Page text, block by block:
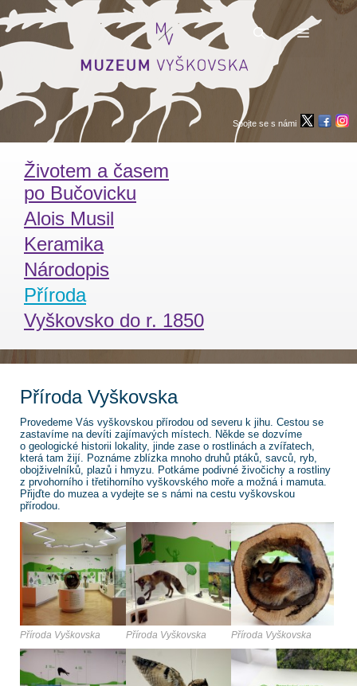
na
obsah
Menu
Spojte se s námi
Příroda Vyškovska
Provedeme Vás vyškovskou přírodou od severu k jihu. Cestou se
zastavíme na devíti zajímavých místech. Někde se dozvíme
o geologické historii lokality, jinde zase o rostlinách a zvířatech,
která tam žijí. Poznáme zblízka mnoho druhů ptáků, savců, ryb,
obojživelníků, plazů i hmyzu. Potkáme podivné živočichy a rostliny
z prvohorního i třetihorního vyškovského moře a možná i mamuta.
Přijďte do muzea a vydejte se s námi na cestu vyškovskou
přírodou.
Příroda Vyškovska Příroda Vyškovska Příroda Vyškovska
Životem a časem
po Bučovicku
Alois Musil
Keramika
Národopis
Příroda
Vyškovsko do r. 1850